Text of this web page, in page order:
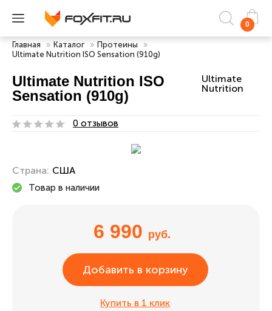
0
Главная » Каталог » Протеины
»
Ultimate Nutrition ISO Sensation (910g)
Ultimate Nutrition ISO
Sensation (910g)
Ultimate
Nutrition
0 отзывов
Страна: США
Товар в наличии
6 990 руб.
Добавить в корзину
Купить в 1 клик